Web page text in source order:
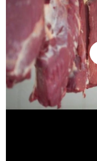
No media